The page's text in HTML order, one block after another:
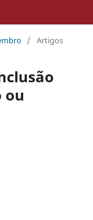
/ Artigos
ou